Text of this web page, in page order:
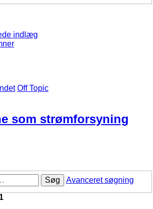
indlæg
Off Topic
som strømforsyning
Søg
Avanceret søgning
1